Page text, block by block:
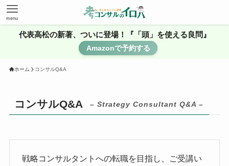
menu
代表高松の新著、ついに登場！『「頭」を使える良問』
Amazonで予約する
ホーム コンサルQ&A
コンサルQ&A – Strategy Consultant Q&A –
戦略コンサルタントへの転職を目指し、ご受講い